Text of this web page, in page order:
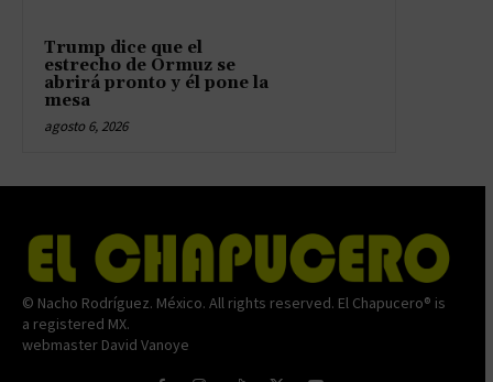
Trump dice que el
estrecho de Ormuz se
abrirá pronto y él pone la
mesa
agosto 6, 2026
© Nacho Rodríguez. México. All rights reserved. El Chapucero® is
a registered MX.
webmaster David Vanoye